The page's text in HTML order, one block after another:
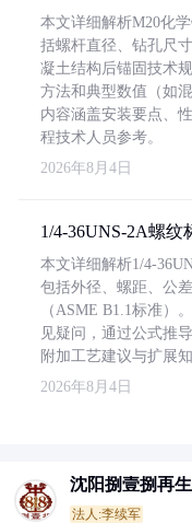
本文详细解析M20化
括螺杆直径、钻孔尺
凝土结构后锚固技术
方法和典型数值（如
内容涵盖安装要点、
程技术人员参考。
2026年8月4日
1/4-36UNS-2A螺纹
本文详细解析1/4-
包括外径、螺距、公
（ASME B1.1标准）
见疑问，通过公式推
附加工艺建议与扩展知
2026年8月4日
沈阳捌壹捌再
法人:李续军